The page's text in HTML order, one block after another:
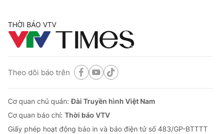
THỜI BÁO VTV
Theo dõi báo trên
Cơ quan chủ quản:Đài Truyền hình Việt Nam
Cơ quan báo chí: Thời báo VTV
Giấy phép hoạt động báo in và báo điện tử số 483/GP-BTTTT